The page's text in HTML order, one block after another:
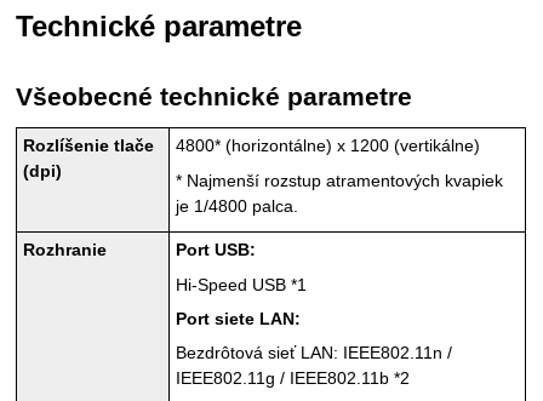
Technické parametre
Všeobecné technické parametre
Rozlíšenie tlače
(dpi)
4800* (horizontálne) x 1200 (vertikálne)
* Najmenší rozstup atramentových kvapiek
je 1/4800 palca.
Rozhranie Port USB:
Hi-Speed USB*1
Port siete LAN:
Bezdrôtová sieť LAN: IEEE802.11n /
IEEE802.11g / IEEE802.11b*2